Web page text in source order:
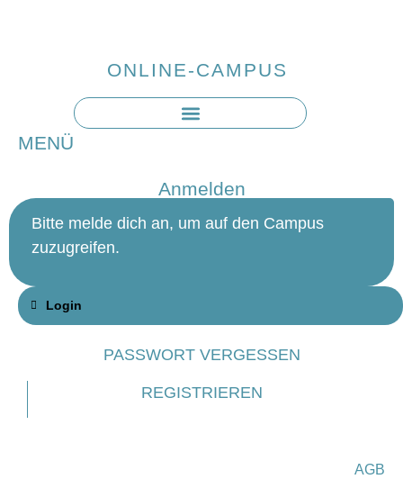
ONLINE-CAMPUS
MENÜ
Anmelden
Bitte melde dich an, um auf den Campus
zuzugreifen.
Login
PASSWORT VERGESSEN
REGISTRIEREN
AGB